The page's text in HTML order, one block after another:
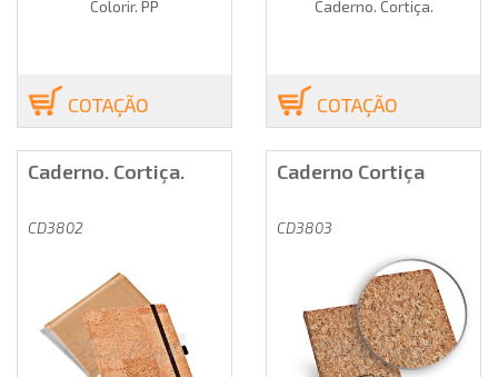
Colorir. PP
COTAÇÃO
Caderno. Cortiça.
COTAÇÃO
Caderno. Cortiça.
CD3802
Caderno Cortiça
CD3803